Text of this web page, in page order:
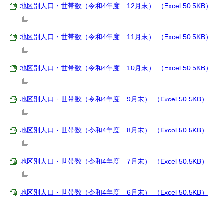
地区別人口・世帯数（令和4年度 12月末） （Excel 50.5KB）
地区別人口・世帯数（令和4年度 11月末） （Excel 50.5KB）
地区別人口・世帯数（令和4年度 10月末） （Excel 50.5KB）
地区別人口・世帯数（令和4年度 9月末） （Excel 50.5KB）
地区別人口・世帯数（令和4年度 8月末） （Excel 50.5KB）
地区別人口・世帯数（令和4年度 7月末） （Excel 50.5KB）
地区別人口・世帯数（令和4年度 6月末） （Excel 50.5KB）